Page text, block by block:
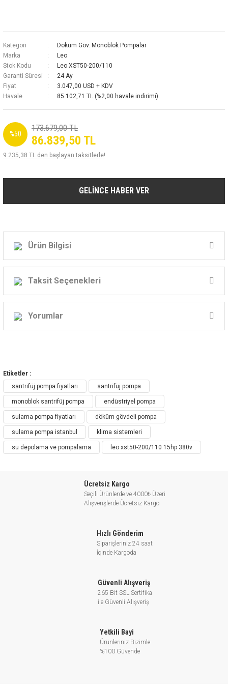
Kategori
Döküm Göv. Monoblok Pompalar
Marka
Leo
Stok Kodu
Leo XST50-200/110
Garanti Süresi
24 Ay
Fiyat
3.047,00 USD + KDV
Havale
85.102,71 TL (%2,00 havale indirimi)
%50
173.679,00 TL
86.839,50 TL
9.235,38 TL den başlayan taksitlerle!
GELİNCE HABER VER
Ürün Bilgisi
LEO SANTRİFÜJ POMPA - XST Serisi
XST Standart Santrifüj (Endüstriyel)
XST Standart Santrifüj Pompa Uygulaması:
Temiz, kimyasal olarak zararsız suların ve diğer
sıvıların dağıtımı ve transferi
Su rezervi & Sulama
XST Standart Santrifüj Pompası için
- Dağıtım: 220 m3/h’ye kadar.
- DIN 24960 ile uyumlu mekanik conta
Taksit Seçenekleri
Yorumlar
Yorum Yaz
Etiketler :
santrifüj pompa fiyatları
santrifüj pompa
monoblok santrifüj pompa endüstriyel pompa
sulama pompa fiyatları döküm gövdeli pompa
sulama pompa istanbul klima sistemleri
su depolama ve pompalama leo xst50-200/110 15hp 380v
Ücretsiz Kargo
Seçili Ürünlerde ve 4000₺ Üzeri
Alışverişlerde Ücretsiz Kargo
Hızlı Gönderim
Siparişleriniz 24 saat
İçinde Kargoda
Güvenli Alışveriş
265 Bit SSL Sertifika
ile Güvenli Alışveriş
Yetkili Bayi
Ürünleriniz Bizimle
%100 Güvende